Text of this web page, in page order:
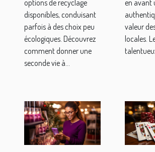
options de recyclage
disponibles, conduisant
parfois à des choix peu
écologiques. Découvrez
comment donner une
seconde vie à...
en avant
valeur
locales.